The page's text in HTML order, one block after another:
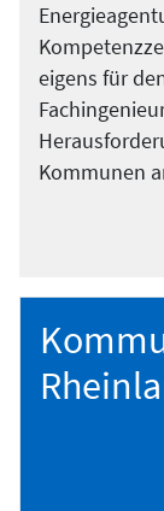
eigens für
Kommunen